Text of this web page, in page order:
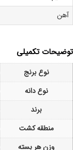
آهن
توضیحات تکمیلی
نوع برنج
نوع دانه
برند
منطقه کشت
وزن هر بسته